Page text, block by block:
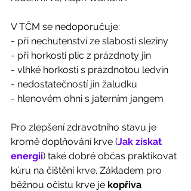
V TČM se nedoporučuje:
- při nechutenství ze slabosti sleziny
- při horkosti plic z prázdnoty jin
- vlhké horkosti s prázdnotou ledvin
- nedostatečností jin žaludku
- hlenovém ohni s jaterním jangem
Pro zlepšení zdravotního stavu je
kromě doplňování krve (Jak získat
energii) také dobré občas praktikovat
kúru na čištění krve. Základem pro
běžnou očistu krve je kopřiva